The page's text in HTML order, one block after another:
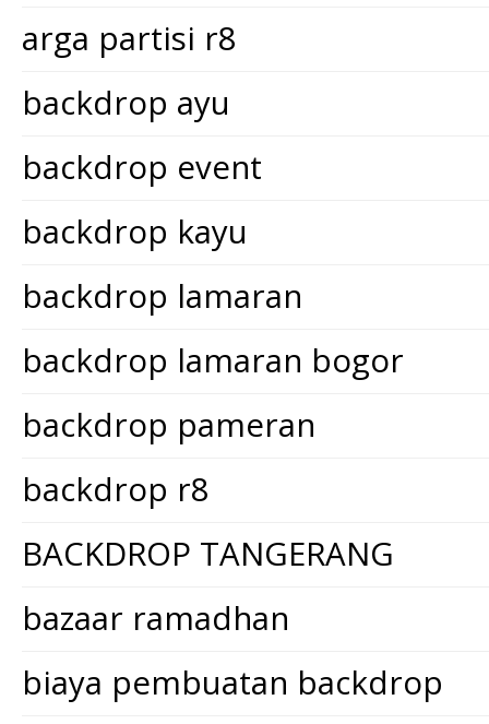
arga partisi r8
backdrop ayu
backdrop event
backdrop kayu
backdrop lamaran
backdrop lamaran bogor
backdrop pameran
backdrop r8
BACKDROP TANGERANG
bazaar ramadhan
biaya pembuatan backdrop